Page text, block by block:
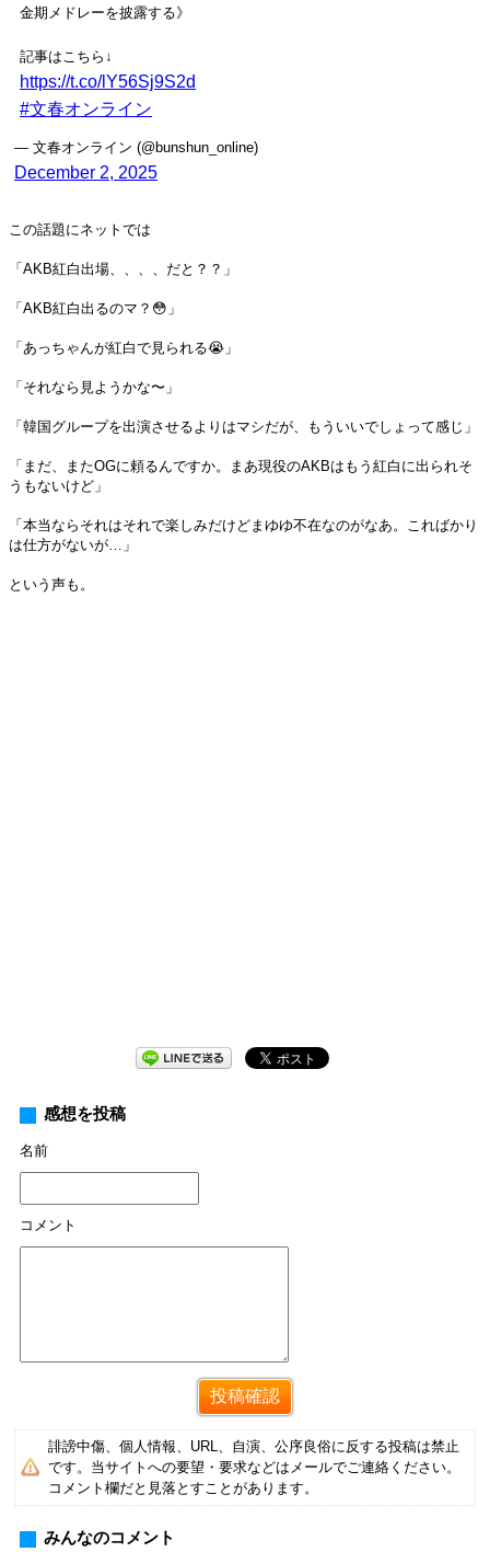
金期メドレーを披露する》
記事はこちら↓
https://t.co/lY56Sj9S2d
#文春オンライン
— 文春オンライン (@bunshun_online)
December 2, 2025
この話題にネットでは
「AKB紅白出場、、、、だと？？」
「AKB紅白出るのマ？😳」
「あっちゃんが紅白で見られる😭」
「それなら見ようかな〜」
「韓国グループを出演させるよりはマシだが、もういいでしょって感じ」
「まだ、またOGに頼るんですか。まあ現役のAKBはもう紅白に出られそ
うもないけど」
「本当ならそれはそれで楽しみだけどまゆゆ不在なのがなあ。こればかり
は仕方がないが…」
という声も。
感想を投稿
名前
コメント
誹謗中傷、個人情報、URL、自演、公序良俗に反する投稿は禁止
です。当サイトへの要望・要求などはメールでご連絡ください。
コメント欄だと見落とすことがあります。
みんなのコメント